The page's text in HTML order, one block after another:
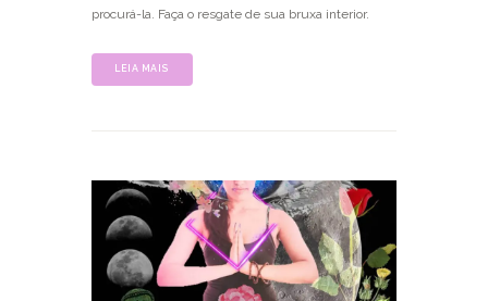
procurá-la. Faça o resgate de sua bruxa interior.
LEIA MAIS